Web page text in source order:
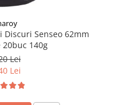
Discuri Senseo 62mm
20buc 140g
Lei
Lei